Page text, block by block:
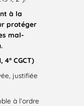
à la
protéger
mal-
CGCT)
justifiée
à l’ordre